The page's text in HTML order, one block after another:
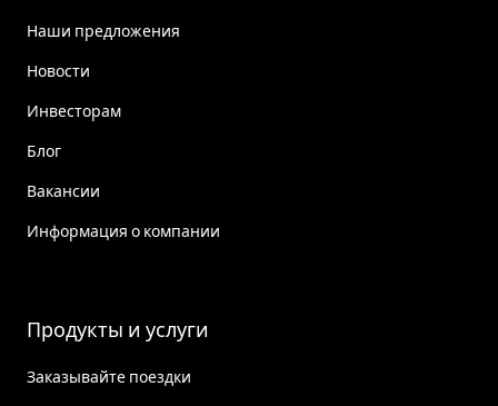
Наши предложения
Новости
Инвесторам
Блог
Вакансии
Информация о компании
Продукты и услуги
Заказывайте поездки